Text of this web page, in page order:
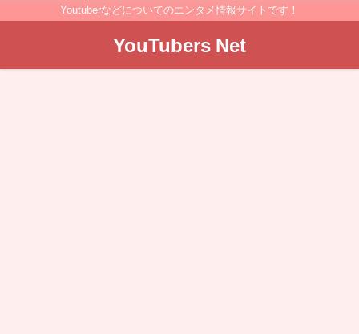
Youtuberなどについてのエンタメ情報サイトです！
YouTubers Net